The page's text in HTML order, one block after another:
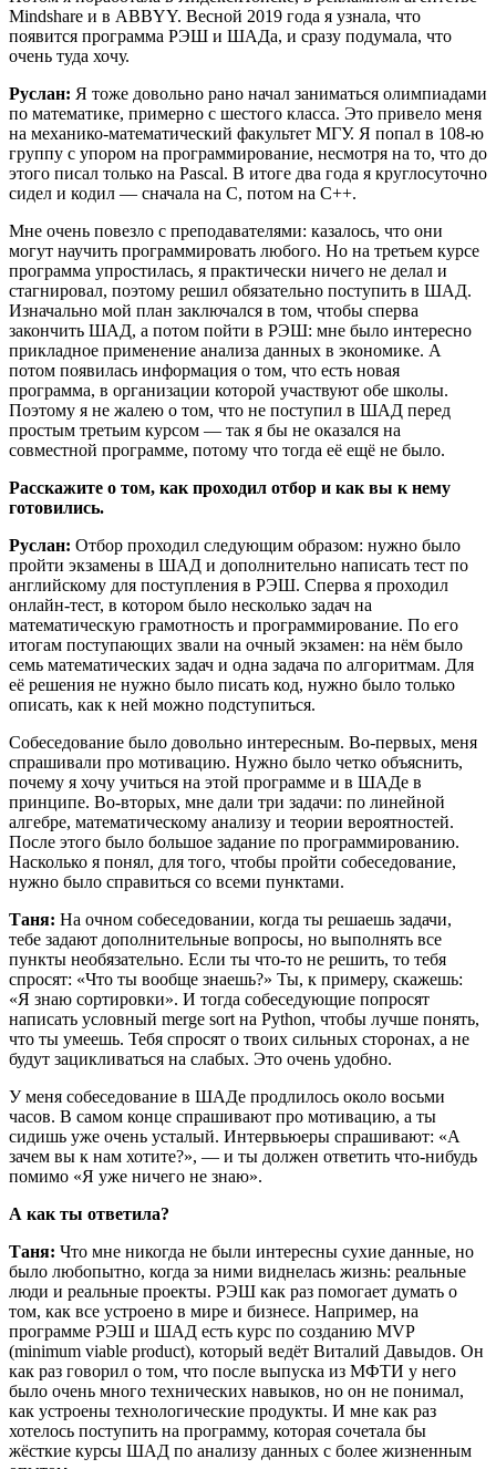
Mindshare и в ABBYY. Весной 2019 года я узнала, что
появится программа РЭШ и ШАДа, и сразу подумала, что
очень туда хочу.
Руслан: Я тоже довольно рано начал заниматься олимпиадами
по математике, примерно с шестого класса. Это привело меня
на механико-математический факультет МГУ. Я попал в 108-ю
группу с упором на программирование, несмотря на то, что до
этого писал только на Pascal. В итоге два года я круглосуточно
сидел и кодил — сначала на C, потом на C++.
Мне очень повезло с преподавателями: казалось, что они
могут научить программировать любого. Но на третьем курсе
программа упростилась, я практически ничего не делал и
стагнировал, поэтому решил обязательно поступить в ШАД.
Изначально мой план заключался в том, чтобы сперва
закончить ШАД, а потом пойти в РЭШ: мне было интересно
прикладное применение анализа данных в экономике. А
потом появилась информация о том, что есть новая
программа, в организации которой участвуют обе школы.
Поэтому я не жалею о том, что не поступил в ШАД перед
простым третьим курсом — так я бы не оказался на
совместной программе, потому что тогда её ещё не было.
Расскажите о том, как проходил отбор и как вы к нему
готовились.
Руслан: Отбор проходил следующим образом: нужно было
пройти экзамены в ШАД и дополнительно написать тест по
английскому для поступления в РЭШ. Сперва я проходил
онлайн-тест, в котором было несколько задач на
математическую грамотность и программирование. По его
итогам поступающих звали на очный экзамен: на нём было
семь математических задач и одна задача по алгоритмам. Для
её решения не нужно было писать код, нужно было только
описать, как к ней можно подступиться.
Собеседование было довольно интересным. Во-первых, меня
спрашивали про мотивацию. Нужно было четко объяснить,
почему я хочу учиться на этой программе и в ШАДе в
принципе. Во-вторых, мне дали три задачи: по линейной
алгебре, математическому анализу и теории вероятностей.
После этого было большое задание по программированию.
Насколько я понял, для того, чтобы пройти собеседование,
нужно было справиться со всеми пунктами.
Таня: На очном собеседовании, когда ты решаешь задачи,
тебе задают дополнительные вопросы, но выполнять все
пункты необязательно. Если ты что-то не решить, то тебя
спросят: «Что ты вообще знаешь?» Ты, к примеру, скажешь:
«Я знаю сортировки». И тогда собеседующие попросят
написать условный merge sort на Python, чтобы лучше понять,
что ты умеешь. Тебя спросят о твоих сильных сторонах, а не
будут зацикливаться на слабых. Это очень удобно.
У меня собеседование в ШАДе продлилось около восьми
часов. В самом конце спрашивают про мотивацию, а ты
сидишь уже очень усталый. Интервьюеры спрашивают: «А
зачем вы к нам хотите?», — и ты должен ответить что-нибудь
помимо «Я уже ничего не знаю».
А как ты ответила?
Таня: Что мне никогда не были интересны сухие данные, но
было любопытно, когда за ними виднелась жизнь: реальные
люди и реальные проекты. РЭШ как раз помогает думать о
том, как все устроено в мире и бизнесе. Например, на
программе РЭШ и ШАД есть курс по созданию MVP
(minimum viable product), который ведёт Виталий Давыдов. Он
как раз говорил о том, что после выпуска из МФТИ у него
было очень много технических навыков, но он не понимал,
как устроены технологические продукты. И мне как раз
хотелось поступить на программу, которая сочетала бы
жёсткие курсы ШАД по анализу данных с более жизненным